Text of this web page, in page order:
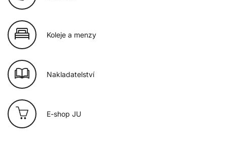
Koleje a menzy
Nakladatelství
E-shop JU